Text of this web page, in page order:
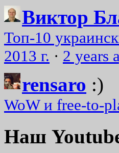
Виктор
Топ-10
2013 г. · 2 years
rensaro :)
WoW и free-to-
Наш